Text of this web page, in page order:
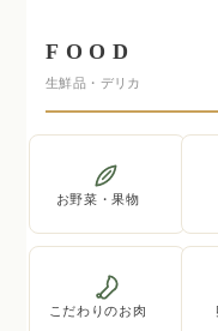
FOOD
生鮮品・デリカ
お野菜・果物
こだわりのお肉